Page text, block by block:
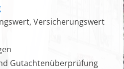
Versicherungswert
Gutachtenüberprüfung